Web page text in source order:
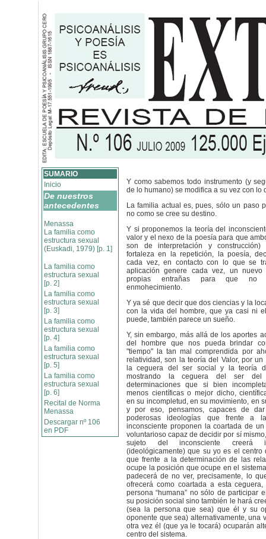
SUMARIO
Inicio
De nuestros
antecedentes
Menassa
La familia como
estructura sexual
(Euskadi, 1979) [p. 1]
La familia como
estructura sexual
[p. 2]
La familia como
estructura sexual
[p. 3]
La familia como
estructura sexual
[p. 4]
La familia como
estructura sexual
[p. 5]
La familia como
estructura sexual
[p. 6]
Recital de Norma
Menassa
Descargar nº 106
en PDF
Y como sabemos todo instrumento (y
de lo humano) se modifica a su vez con lo
La familia actual es, pues, sólo un paso
no como se cree su destino.
Y si proponemos la teoría del
valor y el nexo de la poesía para que
son de interpretación y
fortaleza en la repetición, la poesía,
cada vez, en contacto con lo que se
aplicación genere cada vez, un
propias entrañas para que no
enmohecimiento.
Y ya sé que decir que dos ciencias y la
con la vida del hombre, que ya casi ni
puede, también parece un sueño.
Y, sin embargo, más allá de los aportes
del hombre que nos pueda brindar
"tiempo" la tan mal comprendida por
relatividad, son la teoría del Valor, por un
la ceguera del ser social y la teoría
mostrando la ceguera del ser del
determinaciones que si bien
menos científicas o mejor dicho,
en su incompletud, en su movimiento, en
y por eso, pensamos, capaces de
poderosas ideologías que frente a la
inconsciente proponen la coartada de
voluntarioso capaz de decidir por sí
sujeto del inconsciente creerá
(ideológicamente) que su yo es el centro
que frente a la determinación de las
ocupe la posición que ocupe en el
padecerá de no ver, precisamente, lo
ofrecerá como coartada a esta
persona “humana” no sólo de participar
su posición social sino también le hará
(sea la persona que sea) que él y su
oponente que sea) alternativamente, una
otra vez él (que ya le tocará) ocuparán
centro del sistema.